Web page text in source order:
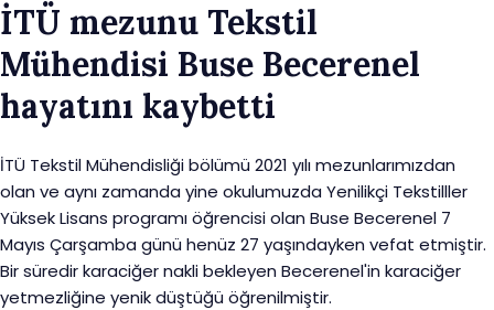
İTÜ mezunu Tekstil
Mühendisi Buse Becerenel
hayatını kaybetti
İTÜ Tekstil Mühendisliği bölümü 2021 yılı mezunlarımızdan
olan ve aynı zamanda yine okulumuzda Yenilikçi Tekstilller
Yüksek Lisans programı öğrencisi olan Buse Becerenel 7
Mayıs Çarşamba günü henüz 27 yaşındayken vefat etmiştir.
Bir süredir karaciğer nakli bekleyen Becerenel'in karaciğer
yetmezliğine yenik düştüğü öğrenilmiştir.